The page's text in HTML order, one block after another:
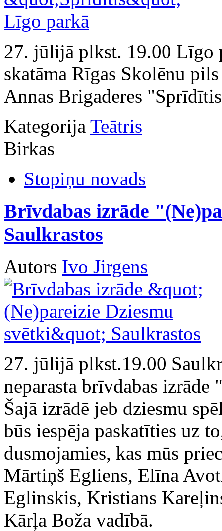
27. jūlijā plkst. 19.00 Līgo
skatāma Rīgas Skolēnu
Annas Brigaderes
Kategorija Teātris
Birkas
Stopiņu novads
Brīvdabas izrāde
Saulkrastos
Autors Ivo Jirgens
27. jūlijā plkst.19.00
neparasta brīvdabas
Šajā izrādē jeb dziesmu
būs iespēja paskatīties uz
dusmojamies, kas mūs
Mārtiņš Egliens, Elīna
Eglinskis, Kristians
Kārļa Boža vadībā.